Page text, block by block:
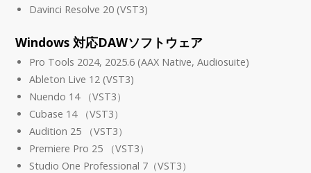
Davinci Resolve 20 (VST3)
Windows 対応DAWソフトウェア
Pro Tools 2024, 2025.6 (AAX Native, Audiosuite)
Ableton Live 12 (VST3)
Nuendo 14 （VST3）
Cubase 14 （VST3）
Audition 25 （VST3）
Premiere Pro 25 （VST3）
Studio One Professional 7（VST3）